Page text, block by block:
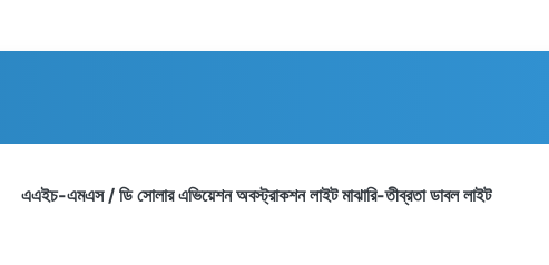
এএইচ-এমএস / ডি সোলার এভিয়েশন অবস্ট্রাকশন লাইট মাঝারি-তীব্রতা ডাবল লাইট